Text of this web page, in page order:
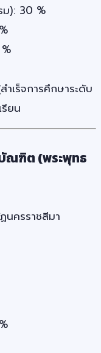
ม): 30 %
ำเร็จการศึกษาระดับ
ยน
ณฑิต (พระพุทธ
นครราชสีมา